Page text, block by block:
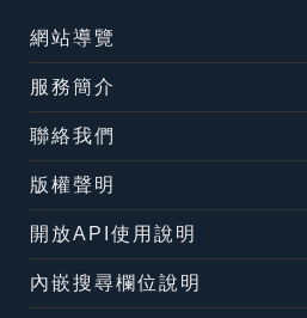
網站導覽
服務簡介
聯絡我們
版權聲明
開放API使用說明
內嵌搜尋欄位說明